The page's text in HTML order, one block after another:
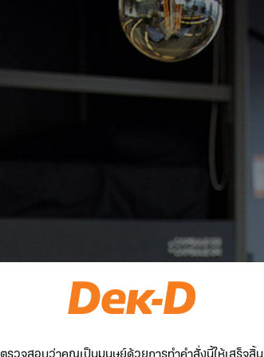
ตรวจสอบว่าคุณเป็นมนุษย์ด้วยการทำคำสั่งนี้ให้เสร็จสิ้น